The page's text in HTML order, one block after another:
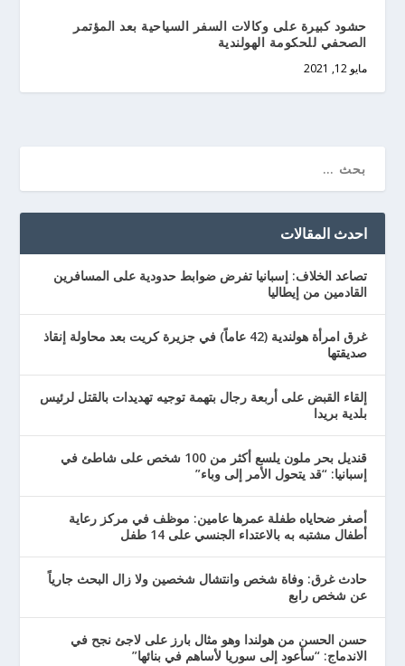
حشود كبيرة على وكالات السفر السياحية بعد المؤتمر
الصحفي للحكومة الهولندية
مايو 12, 2021
احدث المقالات
تصاعد الخلاف: إسبانيا تفرض ضوابط حدودية على المسافرين
القادمين من إيطاليا
غرق امرأة هولندية (42 عاماً) في جزيرة كريت بعد محاولة إنقاذ
صديقتها
إلقاء القبض على أربعة رجال بتهمة توجيه تهديدات بالقتل لرئيس
بلدية بريدا
قنديل بحر ملون يلسع أكثر من 100 شخص على شاطئ في
إسبانيا: “قد يتحول الأمر إلى وباء”
أصغر ضحاياه طفلة عمرها عامين: موظف في مركز رعاية
أطفال مشتبه به بالاعتداء الجنسي على 14 طفل
حادث غرق: وفاة شخص وانتشال شخصين ولا زال البحث جارياً
عن شخص رابع
حسن الحسن من هولندا وهو مثال بارز على لاجئ نجح في
الاندماج: “سأعود إلى سوريا لأساهم في بنائها”